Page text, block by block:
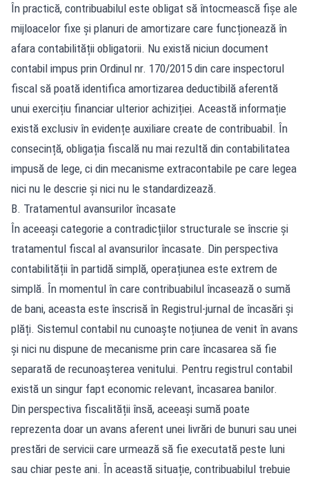
În practică, contribuabilul este obligat să întocmească fișe ale
mijloacelor fixe și planuri de amortizare care funcționează în
afara contabilității obligatorii. Nu există niciun document
contabil impus prin Ordinul nr. 170/2015 din care inspectorul
fiscal să poată identifica amortizarea deductibilă aferentă
unui exercițiu financiar ulterior achiziției. Această informație
există exclusiv în evidențe auxiliare create de contribuabil. În
consecință, obligația fiscală nu mai rezultă din contabilitatea
impusă de lege, ci din mecanisme extracontabile pe care legea
nici nu le descrie și nici nu le standardizează.
B. Tratamentul avansurilor încasate
În aceeași categorie a contradicțiilor structurale se înscrie și
tratamentul fiscal al avansurilor încasate. Din perspectiva
contabilității în partidă simplă, operațiunea este extrem de
simplă. În momentul în care contribuabilul încasează o sumă
de bani, aceasta este înscrisă în Registrul-jurnal de încasări și
plăți. Sistemul contabil nu cunoaște noțiunea de venit în avans
și nici nu dispune de mecanisme prin care încasarea să fie
separată de recunoașterea venitului. Pentru registrul contabil
există un singur fapt economic relevant, încasarea banilor.
Din perspectiva fiscalității însă, aceeași sumă poate
reprezenta doar un avans aferent unei livrări de bunuri sau unei
prestări de servicii care urmează să fie executată peste luni
sau chiar peste ani. În această situație, contribuabilul trebuie